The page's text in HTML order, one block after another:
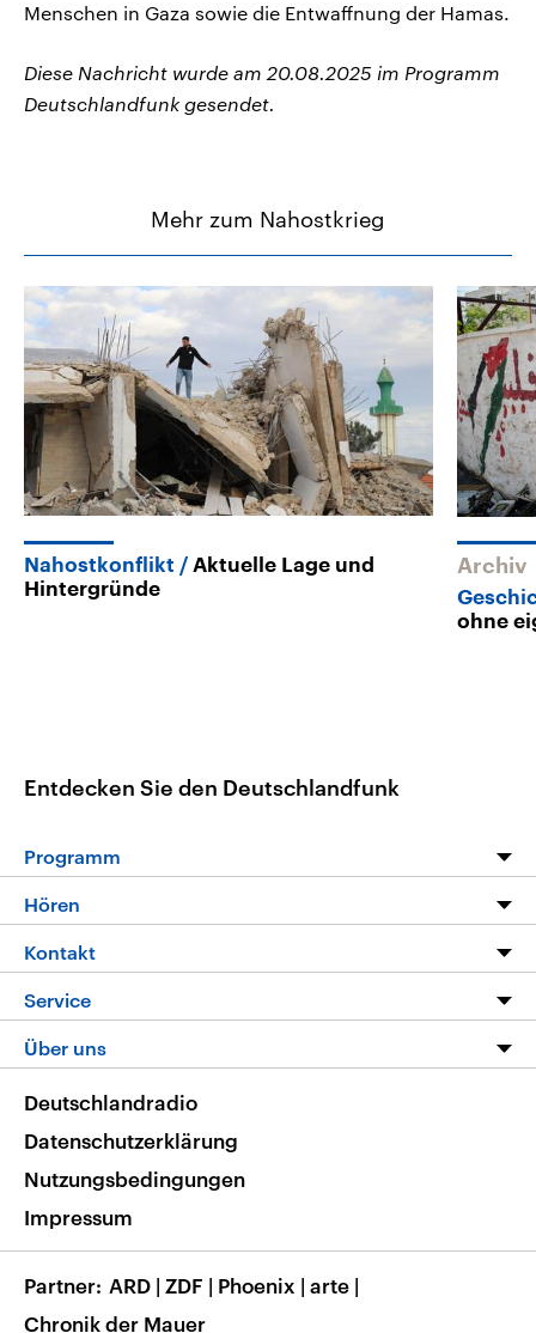
Menschen in Gaza sowie die Entwaffnung der Hamas.
Diese Nachricht wurde am 20.08.2025 im Programm
Deutschlandfunk gesendet.
Mehr zum Nahostkrieg
Nahostkonflikt
Aktuelle Lage und
Hintergründe
Archiv
ohne
Entdecken Sie den Deutschlandfunk
Programm
Programm
Die Nachrichten
Nachrichtenleicht
Neue Beiträge auf dlf.de
Hören
Livestream
Podcasts
Deutschlandfunk App
Nachrichten App
Frequenzen
Kontakt
Hörerservice
Service
FAQ
Veranstaltungen
Musikliste
RSS
Über uns
Barrierefreiheit
Deutschlandradio
Datenschutzerklärung
Nutzungsbedingungen
Impressum
Partner ARD | ZDF | Phoenix | arte |
Chronik der Mauer